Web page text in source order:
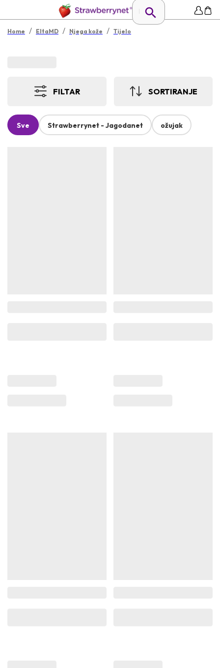
Home / EltaMD / Njega kože / Tijelo
FILTAR SORTIRANJE
Sve Strawberrynet - Jagodanet ožujak